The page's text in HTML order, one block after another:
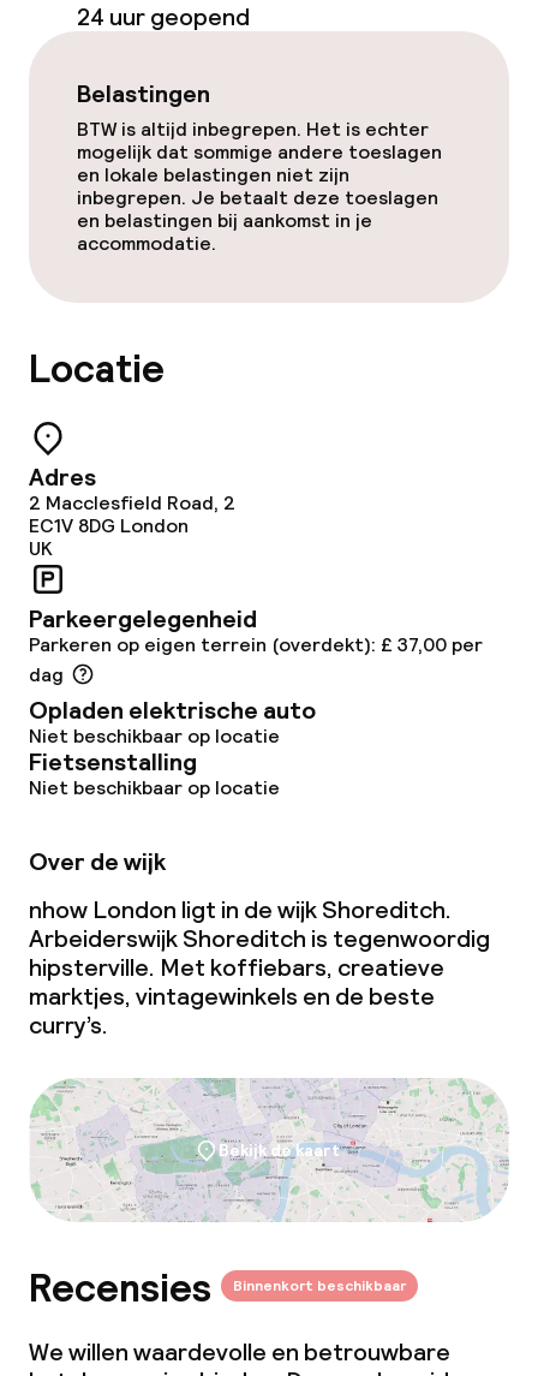
Bar
Faciliteiten en diensten voor kinderen
Babysitservice
Schoonmaakvoorzieningen
Wasservice
Zakelijke faciliteiten
Beleid
Kleine huisdieren toegestaan (minder
dan de 5 kg)
Grote huisdieren toegestaan (meer
dan 5 kg)
24 uur geopend
Belastingen
BTW is altijd inbegrepen. Het is echter
mogelijk dat sommige andere toeslagen
en lokale belastingen niet zijn
inbegrepen. Je betaalt deze toeslagen
en belastingen bij aankomst in je
accommodatie.
Locatie
Adres
2 Macclesfield Road, 2
EC1V 8DG London
UK
Parkeergelegenheid
Parkeren op eigen terrein (overdekt): £ 37,00 per
dag
Opladen elektrische auto
Niet beschikbaar op locatie
Fietsenstalling
Niet beschikbaar op locatie
Over de wijk
nhow London ligt in de wijk Shoreditch.
Arbeiderswijk Shoreditch is tegenwoordig
hipsterville. Met koffiebars, creatieve
marktjes, vintagewinkels en de beste
curry’s.
Bekijk de kaart
Recensies Binnenkort beschikbaar
We willen waardevolle en betrouwbare